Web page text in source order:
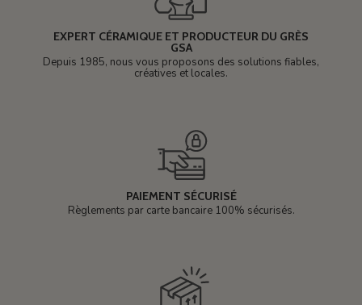
EXPERT CÉRAMIQUE ET PRODUCTEUR DU GRÈS
GSA
Depuis 1985, nous vous proposons des solutions fiables,
créatives et locales.
PAIEMENT SÉCURISÉ
Règlements par carte bancaire 100% sécurisés.